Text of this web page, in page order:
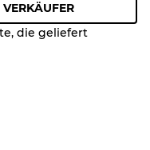
Sie den
VERKÄUFER
die geliefert